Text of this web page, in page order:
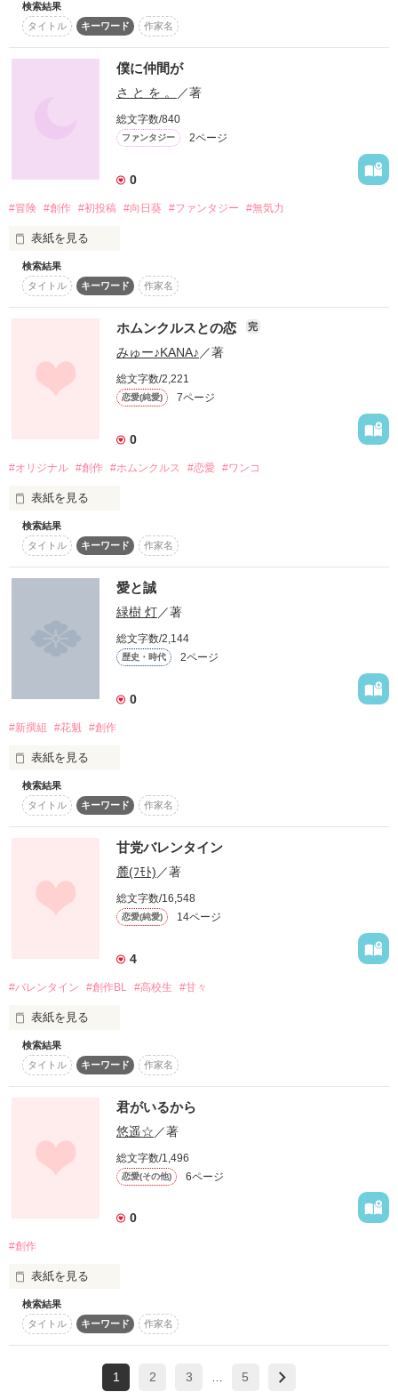
こんなに心が痛くなるものだろうか。
好きな人の恋人のはなし。
検索結果
タイトル
キーワード 作家名
僕に仲間が
さ と を 。 ／著
総文字数/840
ファンタジー 2ページ
0
#冒険 #創作 #初投稿 #向日葵 #ファンタジー #無気力
表紙を見る
つらいのだ。
いきてることが。
からっぽなぼくときれない縁
もうだれも君達以外に僕を証明してくれない
いきてることはどういうことか
ふつうってなんなの
ねぇ、
＿＿＿＿＿＿＿＿＿＿＿＿＿＿＿＿＿＿
｢僕のこと証明してよ｣
たったひとりの僕。
｢あたし君のこと知ってるよ？
この広い世界で初めて私をみてくれた｣
片目が義眼のおんなのこ。
｢お前もっとわらえただろ｣
親を殺した少年
｢しってるよ 僕！
空も飛べる人間のこと！｣
行方知れずの兄を探す臆病少年
｢なぁ、これ
いつ終わる？？？飽きたんだけど｣
｢おじさんでもできることあるんだぞ｣
死んだことで無意味になった
＿＿＿僕に仲間が。
作品を読む
検索結果
タイトル
キーワード 作家名
ホムンクルスとの恋 完
みゅー♪KANA♪ ／著
総文字数/2,221
恋愛(純愛) 7ページ
0
#オリジナル #創作 #ホムンクルス #恋愛 #ワンコ
表紙を見る
愛とはーーーなに？
検索結果
タイトル
キーワード 作家名
愛と誠
緑樹 灯／著
総文字数/2,144
歴史・時代 2ページ
0
#新撰組 #花魁 #創作
表紙を見る
昔々、
華やかな着物を着て、
綺麗なかんざしや紅に彩られて
数多の殿方の相手をしていた遊女達がいた。
その中の一人、遊女の中でも一番下の位、「新造」に位置する
少女、「鈴」は幸せとは言えないながらも穏やかな日々を送っ
作品を読む
検索結果
タイトル
キーワード 作家名
甘党バレンタイン
麓(ﾌﾓﾄ) ／著
総文字数/16,548
恋愛(純愛) 14ページ
4
#バレンタイン #創作BL #高校生 #甘々
表紙を見る
またもやBLです。
苦手な方は逃げてください！
※この作品は、バレンタイン企画として、毎年1作ずつ、同じ
カップルで書いています。
『僕は甘いものが好きです。』
「僕は甘いのが好きなんだ。」
検索結果
タイトル
キーワード 作家名
君がいるから
悠遥☆ ／著
総文字数/1,496
恋愛(その他) 6ページ
0
#創作
表紙を見る
｢なぁ、俺たちって付き合ってんの？｣
俺たちの恋愛は楽しくてとても悲しい恋愛だ。
（主人公目線でいきます。）
検索結果
タイトル
キーワード 作家名
1 2 3 … 5